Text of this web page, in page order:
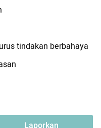
tindakan berbahaya
Laporkan